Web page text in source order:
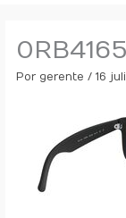
Por gerente/16